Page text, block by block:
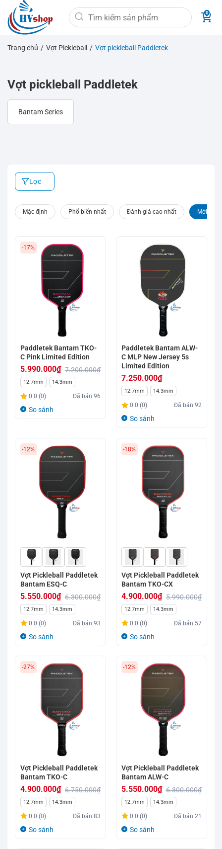
qua
nội
dung
Tìm
kiếm:
Trang chủ / Vợt Pickleball / Vợt pickleball Paddletek
Vợt pickleball Paddletek
Bantam Series
Lọc
Mặc định Phổ biến nhất Đánh giá cao nhất Mới nhất
-17%
Paddletek Bantam TKO-
C Pink Limited Edition
7.200.000₫
Giá
gốc
là:
5.990.000₫
Giá
hiện
tại
12.7mm 14.3mm
0.0 (0) Đã bán96
So sánh
Paddletek Bantam ALW-
C MLP New Jersey 5s
Limited Edition
7.250.000₫
12.7mm 14.3mm
0.0 (0) Đã bán92
So sánh
-12%
Vợt Pickleball Paddletek
Bantam ESQ-C
6.300.000₫
Giá
gốc
là:
5.550.000₫
Giá
hiện
tại
12.7mm 14.3mm
0.0 (0) Đã bán93
So sánh
-18%
Vợt Pickleball Paddletek
Bantam TKO-CX
5.990.000₫
Giá
gốc
là:
4.900.000₫
Giá
hiện
tại
12.7mm 14.3mm
0.0 (0) Đã bán 57
So sánh
-27%
Vợt Pickleball Paddletek
Bantam TKO-C
6.750.000₫
Giá
gốc
là:
4.900.000₫
Giá
hiện
tại
12.7mm 14.3mm
0.0 (0) Đã bán83
So sánh
-12%
Vợt Pickleball Paddletek
Bantam ALW-C
6.300.000₫
Giá
gốc
là:
5.550.000₫
Giá
hiện
tại
12.7mm 14.3mm
0.0 (0) Đã bán21
So sánh